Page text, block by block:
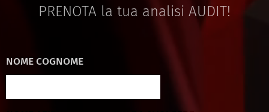
PRENOTA la tua analisi AUDIT!
NOME COGNOME